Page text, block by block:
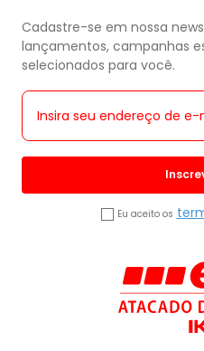
Cadastre-se em nossa
lançamentos, campanhas
selecionados para você.
Eu aceito os